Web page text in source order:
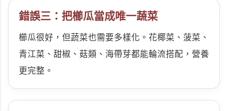
錯誤三：把櫛瓜當成唯一蔬菜
櫛瓜很好，但蔬菜也需要多樣化。花椰菜、菠菜、
青江菜、甜椒、菇類、海帶芽都能輪流搭配，營養
更完整。